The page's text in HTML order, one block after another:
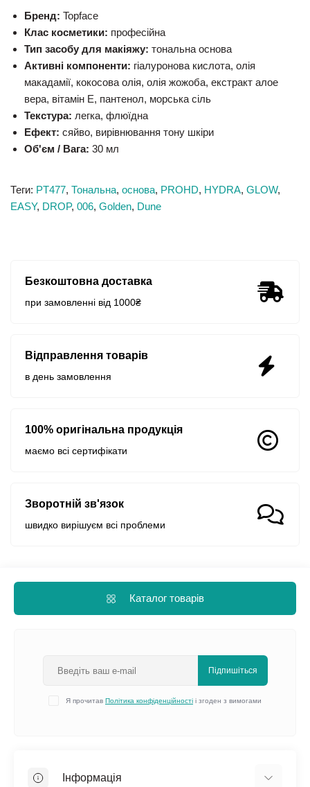
Бренд: Topface
Клас косметики: професійна
Тип засобу для макіяжу: тональна основа
Активні компоненти: гіалуронова кислота, олія
макадамії, кокосова олія, олія жожоба, екстракт алое
вера, вітамін E, пантенол, морська сіль
Текстура: легка, флюїдна
Ефект: сяйво, вирівнювання тону шкіри
Об'єм / Вага: 30 мл
Теги: PT477, Тональна, основа, PROHD, HYDRA, GLOW,
EASY, DROP, 006, Golden, Dune
Безкоштовна доставка
при замовленні від 1000₴
Відправлення товарів
в день замовлення
100% оригінальна продукція
маємо всі сертифікати
Зворотній зв'язок
швидко вирішуєм всі проблеми
Каталог товарів
Підпишіться
Я прочитав Політика конфіденційності і згоден з вимогами
Інформація